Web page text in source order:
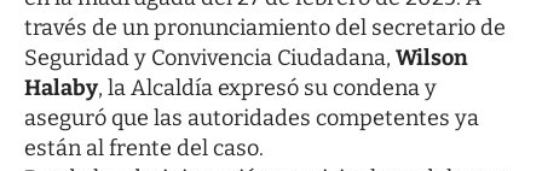
través de un pronunciamiento del secretario de
Seguridad y Convivencia Ciudadana, Wilson
Halaby, la Alcaldía expresó su condena y
aseguró que las autoridades competentes ya
están al frente del caso.